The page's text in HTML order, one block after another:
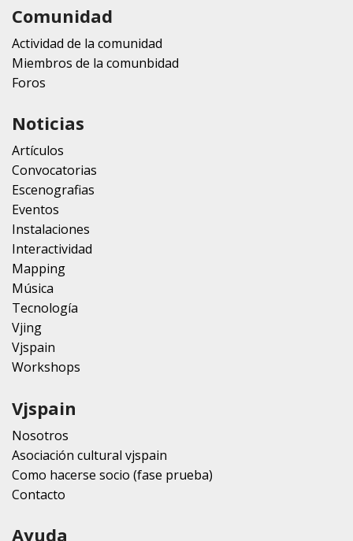
Comunidad
Actividad de la comunidad
Miembros de la comunbidad
Foros
Noticias
Artículos
Convocatorias
Escenografias
Eventos
Instalaciones
Interactividad
Mapping
Música
Tecnología
Vjing
Vjspain
Workshops
Vjspain
Nosotros
Asociación cultural vjspain
Como hacerse socio (fase prueba)
Contacto
Ayuda